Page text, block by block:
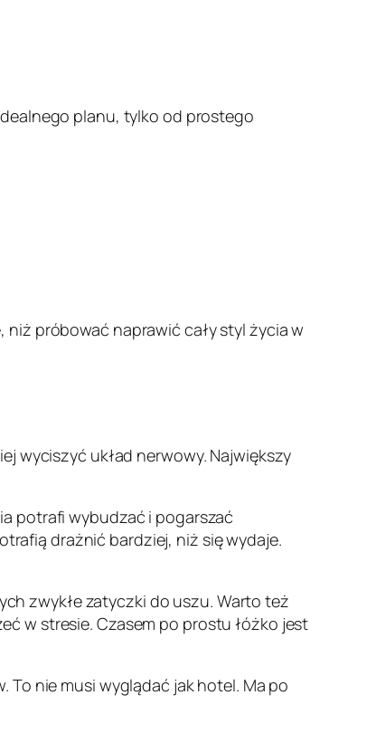
planu, tylko od prostego
próbować naprawić cały styl życia w
wyciszyć układ nerwowy. Największy
potrafi wybudzać i pogarszać
drażnić bardziej, niż się wydaje.
zwykłe zatyczki do uszu. Warto też
w stresie. Czasem po prostu łóżko jest
To nie musi wyglądać jak hotel. Ma po